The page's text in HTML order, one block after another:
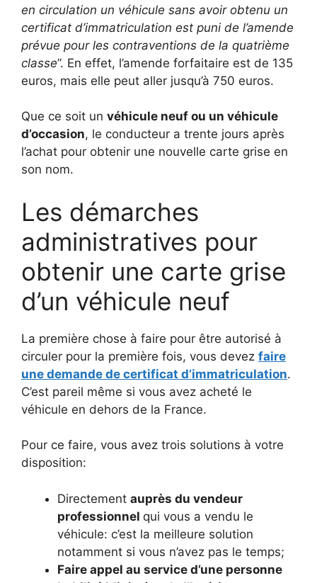
en circulation un véhicule sans avoir obtenu un
certificat d’immatriculation est puni de l’amende
prévue pour les contraventions de la quatrième
classe”. En effet, l’amende forfaitaire est de 135
euros, mais elle peut aller jusqu’à 750 euros.
Que ce soit un véhicule neuf ou un véhicule
d’occasion, le conducteur a trente jours après
l’achat pour obtenir une nouvelle carte grise en
son nom.
Les démarches
administratives pour
obtenir une carte grise
d’un véhicule neuf
La première chose à faire pour être autorisé à
circuler pour la première fois, vous devez faire
une demande de certificat d’immatriculation.
C’est pareil même si vous avez acheté le
véhicule en dehors de la France.
Pour ce faire, vous avez trois solutions à votre
disposition:
Directement auprès du vendeur
professionnel qui vous a vendu le
véhicule: c’est la meilleure solution
notamment si vous n’avez pas le temps;
Faire appel au service d’une personne